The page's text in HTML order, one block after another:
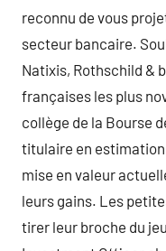
reconnu de vous
secteur bancaire.
Natixis, Rothschild &
françaises les plus
collège de la Bourse
titulaire en estimation
mise en valeur
leurs gains. Les
tirer leur broche du